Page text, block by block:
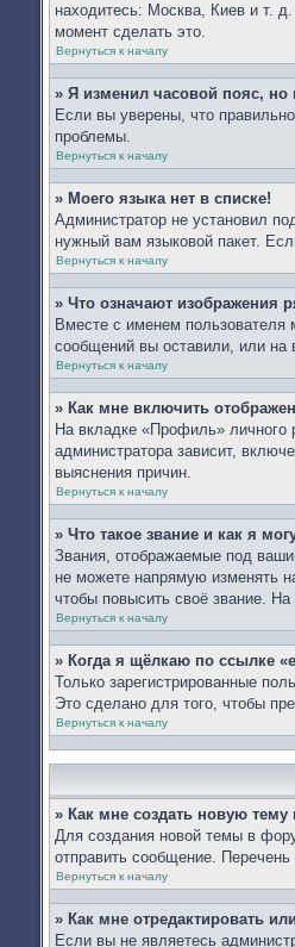
находитесь: Москва, Киев и т.
момент сделать это.
Вернуться к началу
» Я изменил часовой пояс,
Если вы уверены, что
проблемы.
Вернуться к началу
» Моего языка нет в списке!
Администратор не установил
нужный вам языковой пакет.
Вернуться к началу
» Что означают изображения
Вместе с именем пользователя
сообщений вы оставили, или на
Вернуться к началу
» Как мне включить
На вкладке «Профиль» личного
администратора зависит,
выяснения причин.
Вернуться к началу
» Что такое звание и как я
Звания, отображаемые под
не можете напрямую изменять
чтобы повысить своё звание.
Вернуться к началу
» Когда я щёлкаю по ссылке
Только зарегистрированные
Это сделано для того, чтобы
Вернуться к началу
» Как мне создать новую
Для создания новой темы в
отправить сообщение.
Вернуться к началу
» Как мне отредактировать
Если вы не являетесь